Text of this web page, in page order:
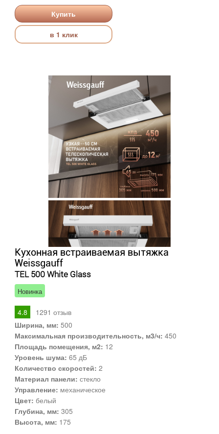
Купить
в 1 клик
Кухонная встраиваемая вытяжка
Weissgauff
TEL 500 White Glass
Новинка
4.8 1291 отзыв
Ширина, мм: 500
Максимальная производительность, м3/ч: 450
Площадь помещения, м2: 12
Уровень шума: 65 дБ
Количество скоростей: 2
Материал панели: стекло
Управление: механическое
Цвет: белый
Глубина, мм: 305
Высота, мм: 175